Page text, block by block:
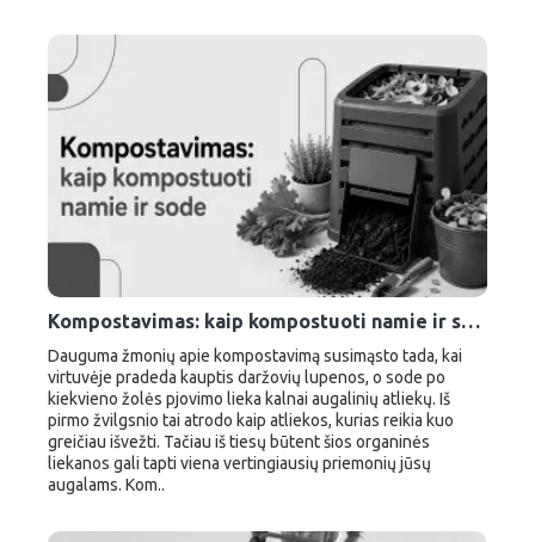
Kompostavimas: kaip kompostuoti namie ir sode
Dauguma žmonių apie kompostavimą susimąsto tada, kai
virtuvėje pradeda kauptis daržovių lupenos, o sode po
kiekvieno žolės pjovimo lieka kalnai augalinių atliekų. Iš
pirmo žvilgsnio tai atrodo kaip atliekos, kurias reikia kuo
greičiau išvežti. Tačiau iš tiesų būtent šios organinės
liekanos gali tapti viena vertingiausių priemonių jūsų
augalams. Kom..